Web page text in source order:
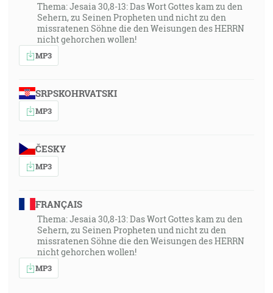
Thema: Jesaia 30,8-13: Das Wort Gottes kam zu den
Sehern, zu Seinen Propheten und nicht zu den
missratenen Söhne die den Weisungen des HERRN
nicht gehorchen wollen!
MP3
SRPSKOHRVATSKI
MP3
ČESKY
MP3
FRANÇAIS
Thema: Jesaia 30,8-13: Das Wort Gottes kam zu den
Sehern, zu Seinen Propheten und nicht zu den
missratenen Söhne die den Weisungen des HERRN
nicht gehorchen wollen!
MP3